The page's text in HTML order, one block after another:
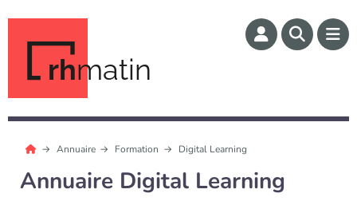
rhmatin
Annuaire Formation Digital Learning
Annuaire Digital Learning